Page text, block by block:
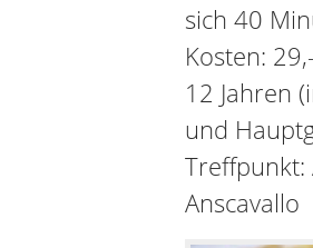
sich 40
Kosten:
12 Jahren
und
Treffpunkt:
Anscavallo